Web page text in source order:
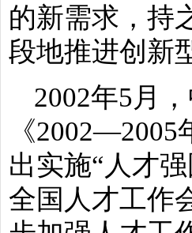
的新需求，持
段地推进创新
2002年5月
《
出实施“人才
全国人才工作